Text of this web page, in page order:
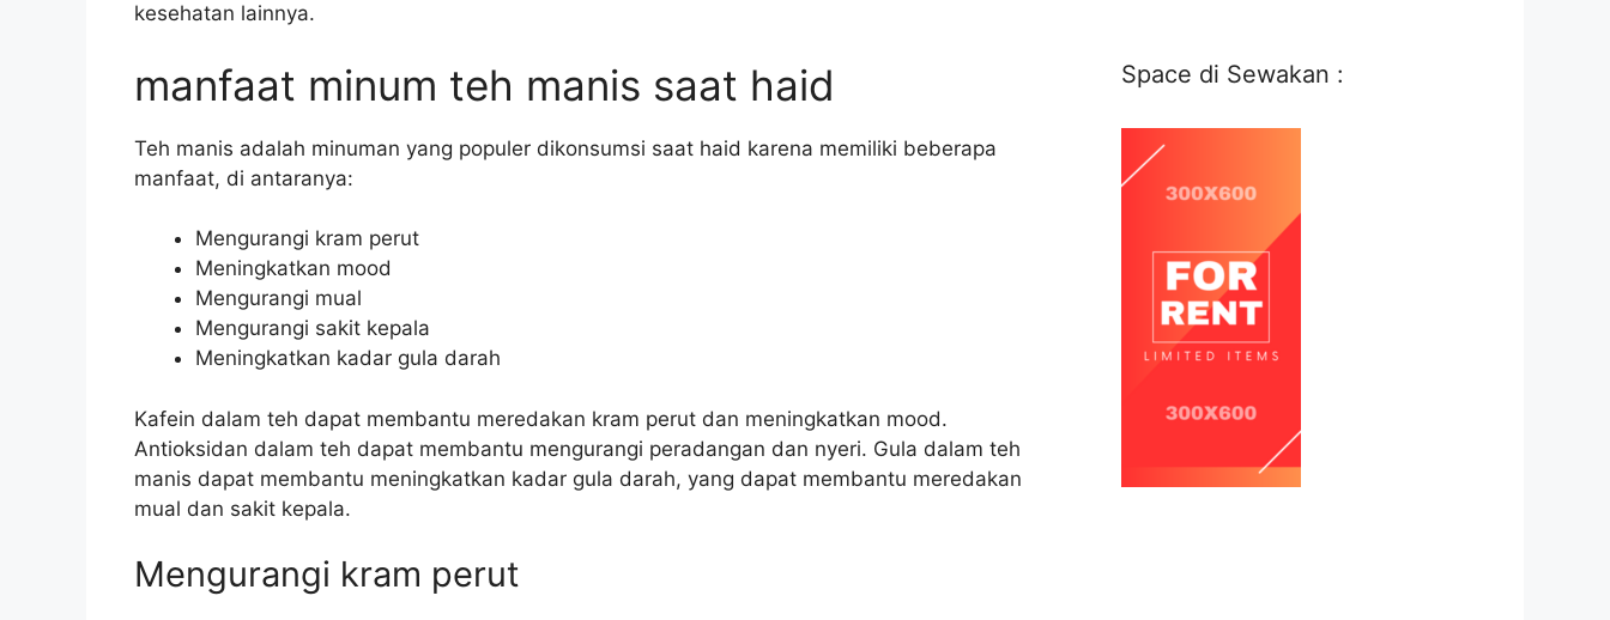
kesehatan lainnya.
manfaat minum teh manis saat haid
Teh manis adalah minuman yang populer dikonsumsi saat haid karena memiliki beberapa
manfaat, di antaranya:
Mengurangi kram perut
Meningkatkan mood
Mengurangi mual
Mengurangi sakit kepala
Meningkatkan kadar gula darah
Kafein dalam teh dapat membantu meredakan kram perut dan meningkatkan mood.
Antioksidan dalam teh dapat membantu mengurangi peradangan dan nyeri. Gula dalam teh
manis dapat membantu meningkatkan kadar gula darah, yang dapat membantu meredakan
mual dan sakit kepala.
Mengurangi kram perut
Space di Sewakan :